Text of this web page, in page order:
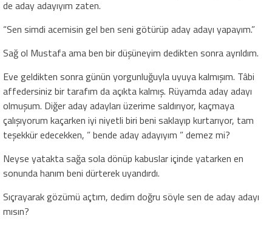
de aday adayıyım zaten.
“Sen simdi acemisin gel ben seni götürüp aday adayı yapayım.”
Sağ ol Mustafa ama ben bir düşüneyim dedikten sonra ayrıldım.
Eve geldikten sonra günün yorgunluğuyla uyuya kalmışım. Tâbi
affedersiniz bir tarafım da açıkta kalmış. Rüyamda aday adayı
olmuşum. Diğer aday adayları üzerime saldırıyor, kaçmaya
çalışıyorum kaçarken iyi niyetli biri beni saklayıp kurtarıyor, tam
teşekkür edecekken, ” bende aday adayıyım ” demez mi?
Neyse yatakta sağa sola dönüp kabuslar içinde yatarken en
sonunda hanım beni dürterek uyandırdı.
Sıçrayarak gözümü açtım, dedim doğru söyle sen de aday adayı
mısın?